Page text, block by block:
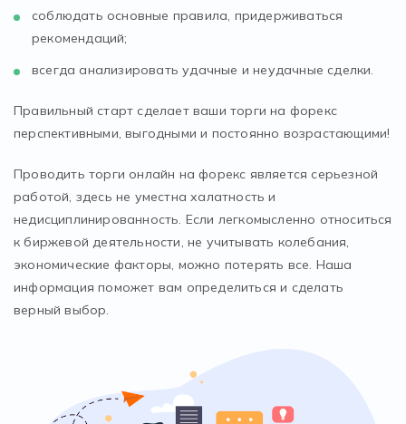
соблюдать основные правила, придерживаться
рекомендаций;
всегда анализировать удачные и неудачные сделки.
Правильный старт сделает ваши торги на форекс
перспективными, выгодными и постоянно возрастающими!
Проводить торги онлайн на форекс является серьезной
работой, здесь не уместна халатность и
недисциплинированность. Если легкомысленно относиться
к биржевой деятельности, не учитывать колебания,
экономические факторы, можно потерять все. Наша
информация поможет вам определиться и сделать
верный выбор.